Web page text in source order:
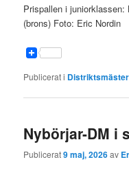
Prispallen i
(brons) Foto: Eric Nordin
Publicerat i
Nybörjar-DM i
Publicerat9 maj, 2026av